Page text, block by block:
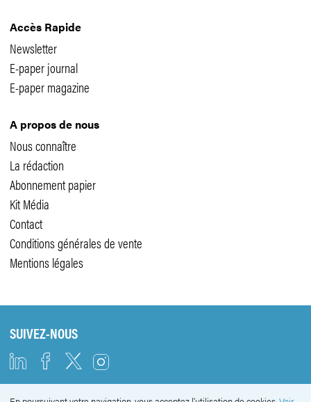
Accès Rapide
Newsletter
E-paper journal
E-paper magazine
A propos de nous
Nous connaître
La rédaction
Abonnement papier
Kit Média
Contact
Conditions générales de vente
Mentions légales
SUIVEZ-NOUS